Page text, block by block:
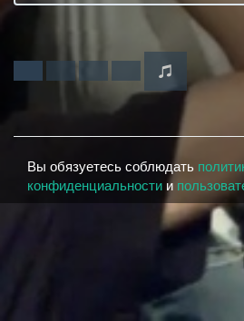
Вы обязуетесь соблюдать
конфиденциальности и